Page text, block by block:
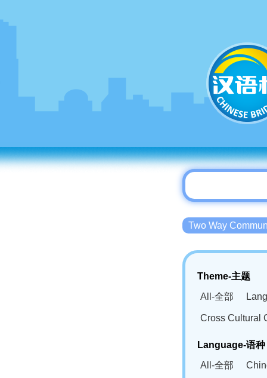
Two Way
Theme-主题
All-全部
Cross Cultural
Language-语种
All-全部